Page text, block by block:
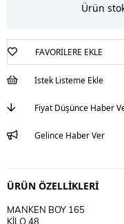
Ürün
FAVORILERE EKLE
İstek Listeme Ekle
Fiyat Düşünce Haber
Gelince Haber Ver
ÜRÜN ÖZELLIKLERI
MANKEN BOY 165
KİLO 48